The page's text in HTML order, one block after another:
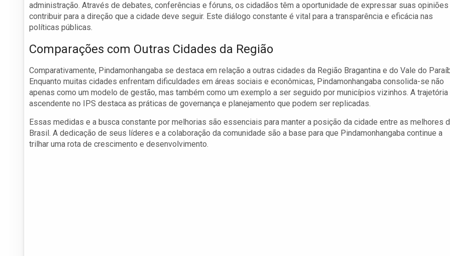
administração. Através de debates, conferências e fóruns, os cidadãos têm a oportunidade de expressar suas opiniões
contribuir para a direção que a cidade deve seguir. Este diálogo constante é vital para a transparência e eficácia nas
políticas públicas.
Comparações com Outras Cidades da Região
Comparativamente, Pindamonhangaba se destaca em relação a outras cidades da Região Bragantina e do Vale do
Enquanto muitas cidades enfrentam dificuldades em áreas sociais e econômicas, Pindamonhangaba consolida-se não
apenas como um modelo de gestão, mas também como um exemplo a ser seguido por municípios vizinhos. A trajetória
ascendente no IPS destaca as práticas de governança e planejamento que podem ser replicadas.
Essas medidas e a busca constante por melhorias são essenciais para manter a posição da cidade entre as melhores
Brasil. A dedicação de seus líderes e a colaboração da comunidade são a base para que Pindamonhangaba continue a
trilhar uma rota de crescimento e desenvolvimento.